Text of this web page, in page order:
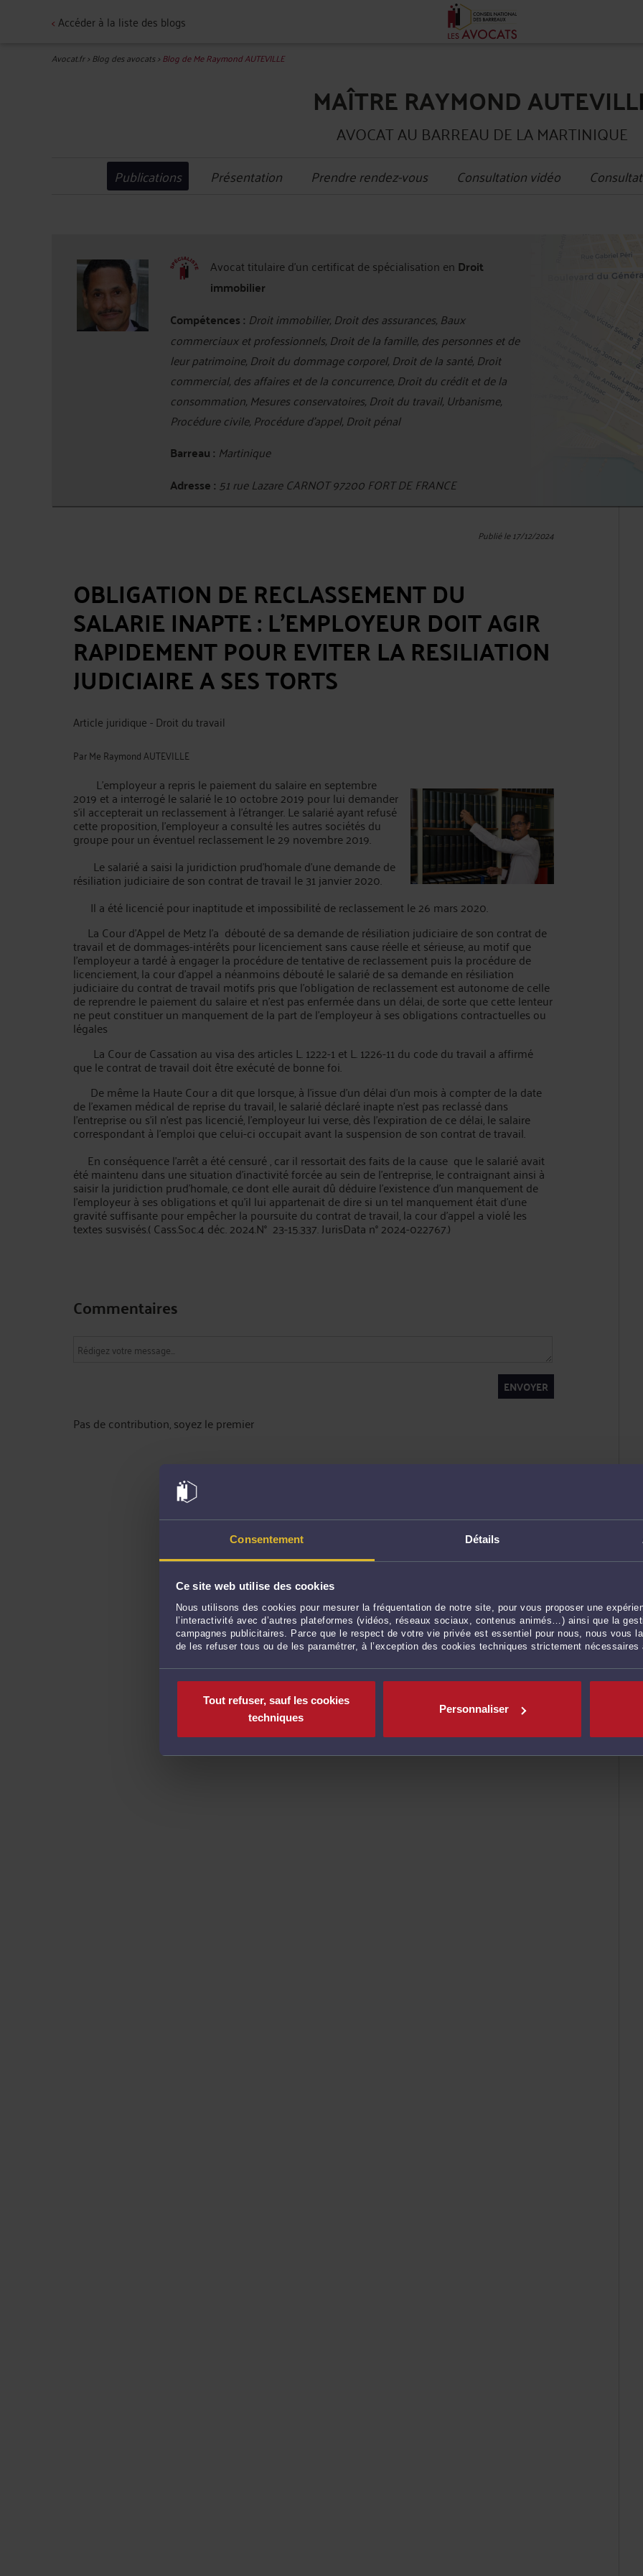
Consentement Détails
Ce site web utilise des cookies
Nous utilisons des cookies pour mesurer la fréquentation de notre site, pour vous proposer une
l’interactivité avec d’autres plateformes (vidéos, réseaux sociaux, contenus animés…) ainsi que la
campagnes publicitaires. Parce que le respect de votre vie privée est essentiel pour nous, nous vous
de les refuser tous ou de les paramétrer, à l’exception des cookies techniques strictement nécessaires
Tout refuser, sauf les cookies
techniques
Personnaliser
<Accéder à la liste des blogs
Avocat.fr>Blog des avocats>Blog de Me Raymond AUTEVILLE
MAÎTRE RAYMOND
AVOCAT AU BARREAU DE LA MARTINIQUE
Publications Présentation Prendre rendez-vous Consultation vidéo
Avocat titulaire d'un certificat de spécialisation en Droit
immobilier
Compétences : Droit immobilier, Droit des assurances, Baux
commerciaux et professionnels, Droit de la famille, des personnes et de
leur patrimoine, Droit du dommage corporel, Droit de la santé, Droit
commercial, des affaires et de la concurrence, Droit du crédit et de la
consommation, Mesures conservatoires, Droit du travail, Urbanisme,
Procédure civile, Procédure d'appel, Droit pénal
Barreau : Martinique
Adresse : 51 rue Lazare CARNOT 97200 FORT DE FRANCE
Publié le 17/12/2024
OBLIGATION DE RECLASSEMENT DU
SALARIE INAPTE : L'EMPLOYEUR DOIT AGIR
RAPIDEMENT POUR EVITER LA RESILIATION
JUDICIAIRE A SES TORTS
Article juridique - Droit du travail
ParMe Raymond AUTEVILLE
L'employeur a repris le paiement du salaire en septembre
2019 et a interrogé le salarié le 10 octobre 2019 pour lui demander
s'il accepterait un reclassement à l'étranger. Le salarié ayant refusé
cette proposition, l'employeur a consulté les autres sociétés du
groupe pour un éventuel reclassement le 29 novembre 2019.
Le salarié a saisi la juridiction prud'homale d'une demande de
résiliation judiciaire de son contrat de travail le 31 janvier 2020.
Il a été licencié pour inaptitude et impossibilité de reclassement le 26 mars 2020.
La Cour d’Appel de Metz l’a débouté de sa demande de résiliation judiciaire de son contrat de
travail et de dommages-intérêts pour licenciement sans cause réelle et sérieuse, au motif que
l'employeur a tardé à engager la procédure de tentative de reclassement puis la procédure de
licenciement, la cour d'appel a néanmoins débouté le salarié de sa demande en résiliation
judiciaire du contrat de travail motifs pris que l'obligation de reclassement est autonome de celle
de reprendre le paiement du salaire et n'est pas enfermée dans un délai, de sorte que cette lenteur
ne peut constituer un manquement de la part de l'employeur à ses obligations contractuelles ou
légales
La Cour de Cassation au visa des articles L. 1222-1 et L. 1226-11 du code du travail a affirmé
que le contrat de travail doit être exécuté de bonne foi.
De même la Haute Cour a dit que lorsque, à l'issue d'un délai d'un mois à compter de la date
de l'examen médical de reprise du travail, le salarié déclaré inapte n'est pas reclassé dans
l'entreprise ou s'il n'est pas licencié, l'employeur lui verse, dès l'expiration de ce délai, le salaire
correspondant à l'emploi que celui-ci occupait avant la suspension de son contrat de travail.
En conséquence l’arrêt a été censuré , car il ressortait des faits de la cause que le salarié avait
été maintenu dans une situation d'inactivité forcée au sein de l'entreprise, le contraignant ainsi à
saisir la juridiction prud'homale, ce dont elle aurait dû déduire l'existence d'un manquement de
l'employeur à ses obligations et qu'il lui appartenait de dire si un tel manquement était d'une
gravité suffisante pour empêcher la poursuite du contrat de travail, la cour d'appel a violé les
textes susvisés.( Cass.Soc.4 déc. 2024.N° 23-15.337. JurisData n° 2024-022767.)
Commentaires
ENVOYER
Pas de contribution, soyez le premier